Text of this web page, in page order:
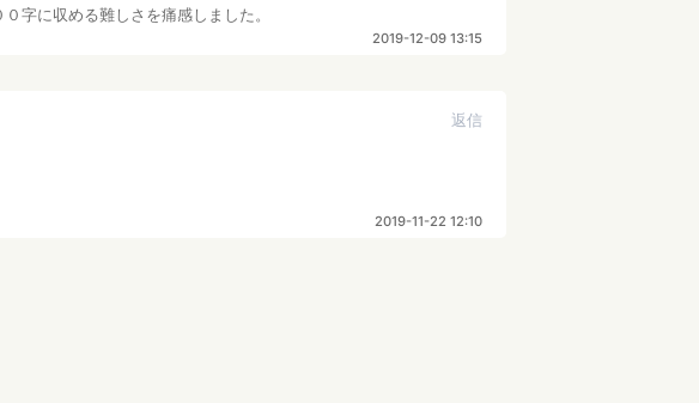
字に収める難しさを痛感しました。
2019-12-09 13:15
返信
2019-11-22 12:10